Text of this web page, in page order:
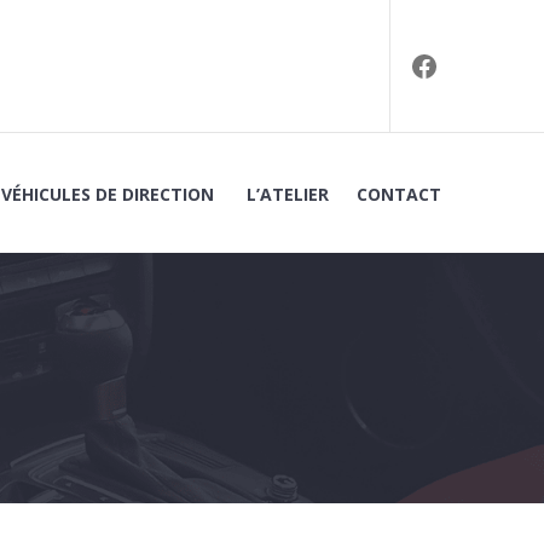
Facebook
VÉHICULES DE DIRECTION L’ATELIER CONTACT